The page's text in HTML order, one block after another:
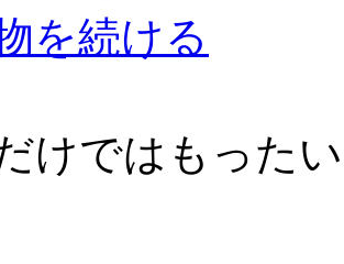
を続ける
けではもった